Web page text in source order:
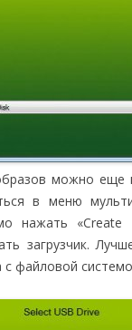
можно еще
в меню
нажать
загрузчик.
файловой